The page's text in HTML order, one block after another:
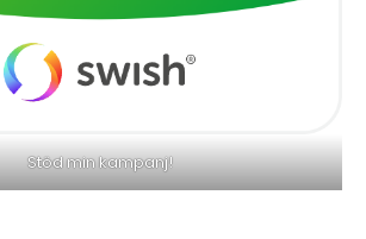
Stöd min kampanj!